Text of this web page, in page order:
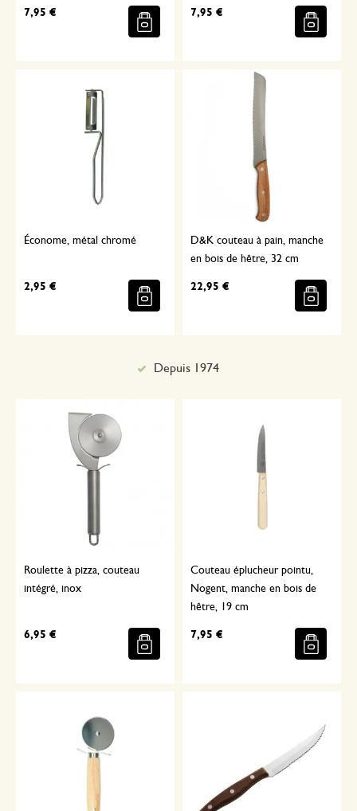
7,95 € 7,95 €
Économe, métal chromé
2,95 €
D&K couteau à pain, manche
en bois de hêtre, 32 cm
22,95 €
Roulette à pizza, couteau
intégré, inox
6,95 €
Couteau éplucheur pointu,
Nogent, manche en bois de
hêtre, 19 cm
7,95 €
Sélectionné avec soin